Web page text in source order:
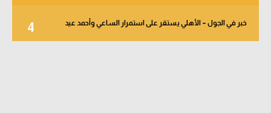
4 خبر في الجول – الأهلي يستقر على استمرار الساعي وأحمد عيد